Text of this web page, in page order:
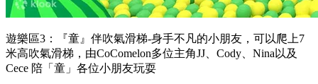
遊樂區3：『童』伴吹氣滑梯-身手不凡的小朋友，可以爬上7
米高吹氣滑梯，由CoComelon多位主角JJ、Cody、Nina以及
Cece 陪「童」各位小朋友玩耍